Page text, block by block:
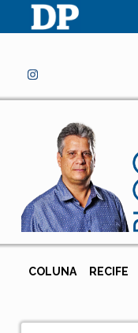
COLUNA RECIFE